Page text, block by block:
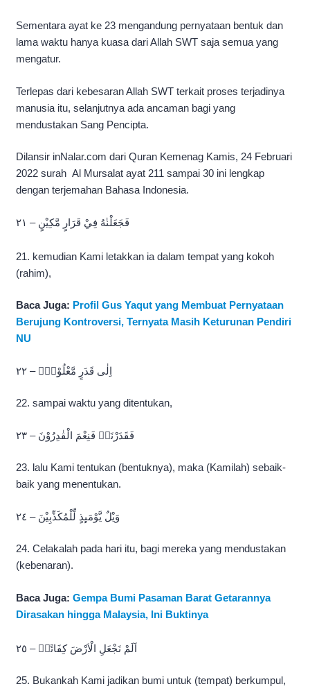
Sementara ayat ke 23 mengandung pernyataan bentuk dan
lama waktu hanya kuasa dari Allah SWT saja semua yang
mengatur.
Terlepas dari kebesaran Allah SWT terkait proses terjadinya
manusia itu, selanjutnya ada ancaman bagi yang
mendustakan Sang Pencipta.
Dilansir inNalar.com dari Quran Kemenag Kamis, 24 Februari
2022 surah Al Mursalat ayat 211 sampai 30 ini lengkap
dengan terjemahan Bahasa Indonesia.
فَجَعَلْنٰهُ فِيْ قَرَارٍ مَّكِيْنٍ – ٢١
21. kemudian Kami letakkan ia dalam tempat yang kokoh
(rahim),
Baca Juga: Profil Gus Yaqut yang Membuat Pernyataan
Berujung Kontroversi, Ternyata Masih Keturunan Pendiri
NU
اِلٰى قَدَرٍ مَّعْلُوْمٍۙ – ٢٢
22. sampai waktu yang ditentukan,
فَقَدَرْنَاۖ فَنِعْمَ الْقٰدِرُوْنَ – ٢٣
23. lalu Kami tentukan (bentuknya), maka (Kamilah) sebaik-
baik yang menentukan.
وَيْلٌ يَّوْمَىِٕذٍ لِّلْمُكَذِّبِيْنَ – ٢٤
24. Celakalah pada hari itu, bagi mereka yang mendustakan
(kebenaran).
Baca Juga: Gempa Bumi Pasaman Barat Getarannya
Dirasakan hingga Malaysia, Ini Buktinya
اَلَمْ نَجْعَلِ الْاَرْضَ كِفَاتًاۙ – ٢٥
25. Bukankah Kami jadikan bumi untuk (tempat) berkumpul,